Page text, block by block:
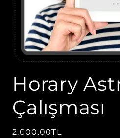
modda
oynatın
Horary
Çalışması
Normal
2,000.00TL